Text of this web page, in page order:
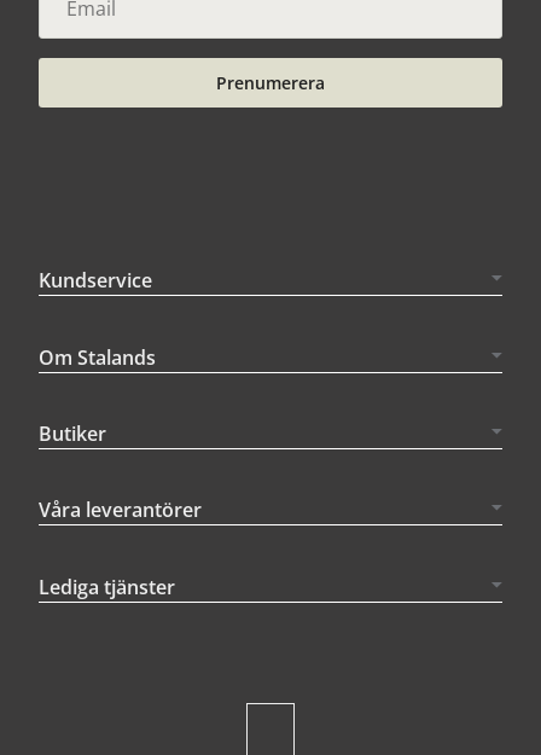
Prenumerera
Kundservice
Om Stalands
Butiker
Våra leverantörer
Lediga tjänster